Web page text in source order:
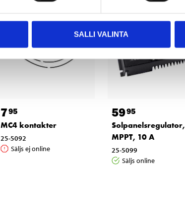
SALLI VALINTA
795
MC4 kontakter
25-5092
Säljs ej online
5995
Solpanelsregulator,
MPPT, 10 A
25-5099
Säljs online